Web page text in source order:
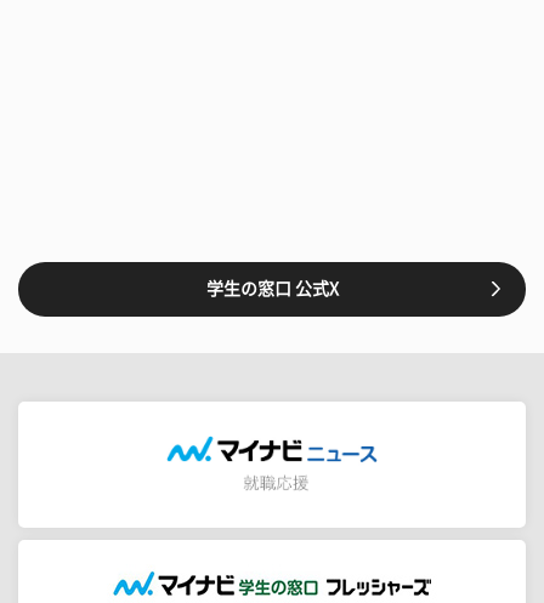
学生の窓口 公式X